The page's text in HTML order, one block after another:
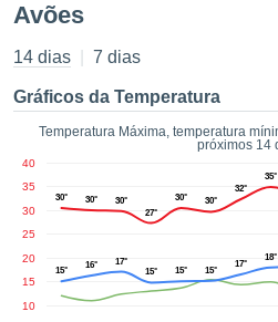
da
por
que as
a este
das
opções:
forma
Avões
14 dias 7 dias
Gráficos da Temperatura
Temperatura Máxima, temperatura
próximos 14
10
15
20
25
30
35
40
30° 30°
30°
27°
30° 30°
32°
35°
15°
16°
17°
15°
15° 15°
17°
18°